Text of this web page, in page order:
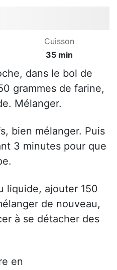
Cuisson
35 min
dans le bol de
grammes de farine,
Mélanger.
bien mélanger. Puis
3 minutes pour que
liquide, ajouter 150
de nouveau,
à se détacher des
en